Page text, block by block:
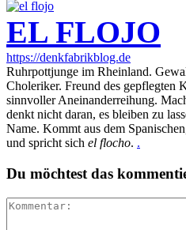
EL FLOJO
https://denkfabrikblog.de
Ruhrpottjunge im Rheinland.
Choleriker. Freund des gepflegten
sinnvoller Aneinanderreihung.
denkt nicht daran, es bleiben zu
Name. Kommt aus dem
und spricht sich el flocho. .
Du möchtest das